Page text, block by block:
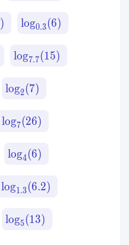
) log0.3(6)
log7.7(15)
log2(7)
log7(26)
log4(6)
log1.3(6.2)
log5(13)